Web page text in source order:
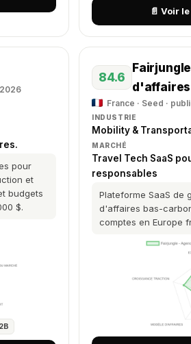
📄 Voir
pour
et
budgets
$.
84.6
France · Seed ·
INDUSTRIE
Mobility &
MARCHÉ
Travel Tech SaaS
responsables
Plateforme SaaS de
d'affaires bas-
comptes en Europe